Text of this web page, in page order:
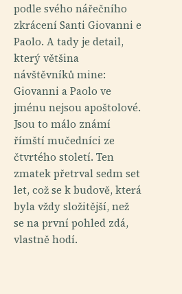
podle svého nářečního
zkrácení Santi Giovanni e
Paolo. A tady je detail,
který většina
návštěvníků mine:
Giovanni a Paolo ve
jménu nejsou apoštolové.
Jsou to málo známí
římští mučedníci ze
čtvrtého století. Ten
zmatek přetrval sedm set
let, což se k budově, která
byla vždy složitější, než
se na první pohled zdá,
vlastně hodí.